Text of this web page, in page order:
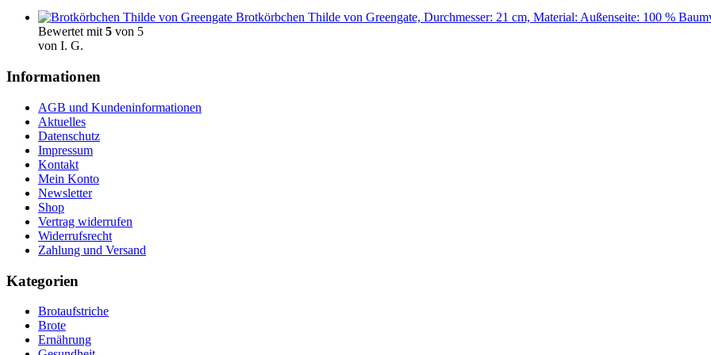
Brotkörbchen Thilde von Greengate, Durchmesser: 21 cm, Material: Außenseite: 100 %
Bewertet mit 5 von 5
von I. G.
Informationen
AGB und Kundeninformationen
Aktuelles
Datenschutz
Impressum
Kontakt
Mein Konto
Newsletter
Shop
Vertrag widerrufen
Widerrufsrecht
Zahlung und Versand
Kategorien
Brotaufstriche
Brote
Ernährung